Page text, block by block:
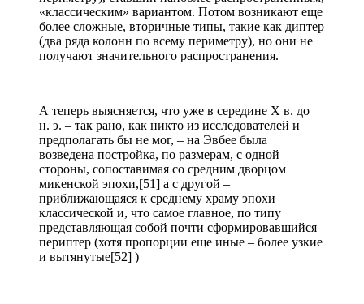
«классическим» вариантом. Потом возникают еще
более сложные, вторичные типы, такие как диптер
(два ряда колонн по всему периметру), но они не
получают значительного распространения.
А теперь выясняется, что уже в середине X в. до
н. э. – так рано, как никто из исследователей и
предполагать бы не мог, – на Эвбее была
возведена постройка, по размерам, с одной
стороны, сопоставимая со средним дворцом
микенской эпохи,[51] а с другой –
приближающаяся к среднему храму эпохи
классической и, что самое главное, по типу
представляющая собой почти сформировавшийся
периптер (хотя пропорции еще иные – более узкие
и вытянутые[52] )